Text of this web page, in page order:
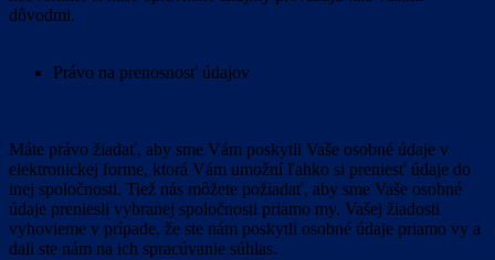
dôvodmi.
Právo na prenosnosť údajov
Máte právo žiadať, aby sme Vám poskytli Vaše osobné údaje v
elektronickej forme, ktorá Vám umožní ľahko si preniesť údaje do
inej spoločnosti. Tiež nás môžete požiadať, aby sme Vaše osobné
údaje preniesli vybranej spoločnosti priamo my. Vašej žiadosti
vyhovieme v prípade, že ste nám poskytli osobné údaje priamo vy a
dali ste nám na ich spracúvanie súhlas.